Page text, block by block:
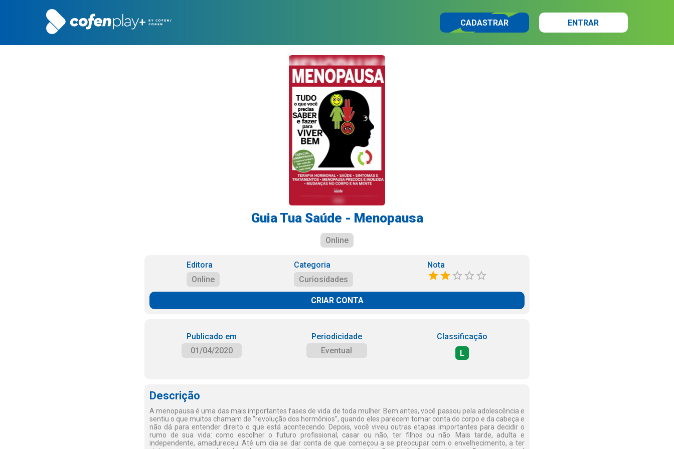
CADASTRAR ENTRAR
Guia Tua Saúde - Menopausa
Online
Editora
Online
Categoria
Curiosidades
Nota
CRIAR CONTA
Publicado em
01/04/2020
Periodicidade
Eventual
Classificação
L
Descrição
A menopausa é uma das mais importantes fases de vida de toda mulher. Bem antes, você passou pela adolescência e
sentiu o que muitos chamam de “revolução dos hormônios”, quando eles parecem tomar conta do corpo e da cabeça e
não dá para entender direito o que está acontecendo. Depois, você viveu outras etapas importantes para decidir o
rumo de sua vida: como escolher o futuro profissional, casar ou não, ter filhos ou não. Mais tarde, adulta e
independente, amadureceu. Até um dia se dar conta de que começou a se preocupar com o envelhecimento, a ter